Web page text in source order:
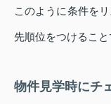
このように条件を
先順位をつけるこ
物件見学時にチ